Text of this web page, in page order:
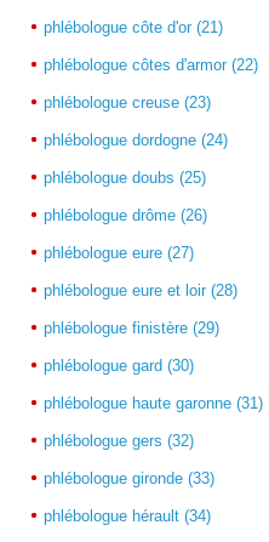
phlébologue côte d'or (21)
phlébologue côtes d'armor (22)
phlébologue creuse (23)
phlébologue dordogne (24)
phlébologue doubs (25)
phlébologue drôme (26)
phlébologue eure (27)
phlébologue eure et loir (28)
phlébologue finistère (29)
phlébologue gard (30)
phlébologue haute garonne (31)
phlébologue gers (32)
phlébologue gironde (33)
phlébologue hérault (34)